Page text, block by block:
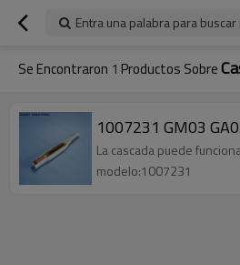
Entra una palabra para
Se Encontraron 1 Productos Sobre
1007231 GM03
La cascada puede
modelo:1007231